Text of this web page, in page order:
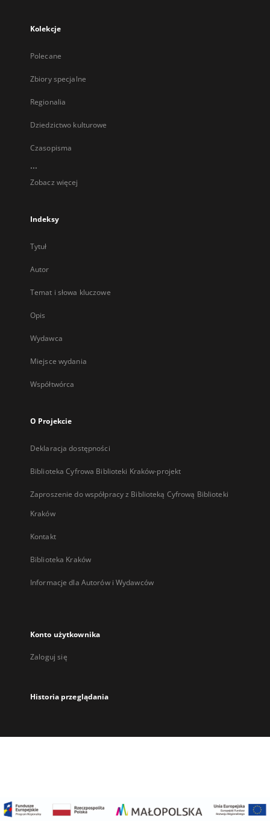
Kolekcje
Polecane
Zbiory specjalne
Regionalia
Dziedzictwo kulturowe
Czasopisma
...
Zobacz więcej
Indeksy
Tytuł
Autor
Temat i słowa kluczowe
Opis
Wydawca
Miejsce wydania
Współtwórca
O Projekcie
Deklaracja dostępności
Biblioteka Cyfrowa Biblioteki Kraków-projekt
Zaproszenie do współpracy z Biblioteką Cyfrową Biblioteki
Kraków
Kontakt
Biblioteka Kraków
Informacje dla Autorów i Wydawców
Konto użytkownika
Zaloguj się
Historia przeglądania